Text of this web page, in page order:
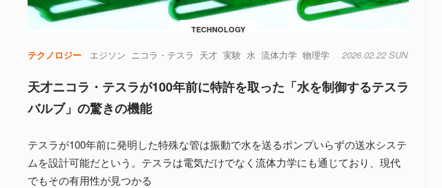
TECHNOLOGY
テクノロジー エジソン ニコラ・テスラ 天才 実験 水 流体力学 物理学 2026.02.22 SUN
天才ニコラ・テスラが100年前に特許を取った「水を制御するテスラ
バルブ」の驚きの機能
テスラが100年前に発明した特殊な管は振動で水を送るポンプいらずの送水システ
ムを設計可能だという。テスラは電気だけでなく流体力学にも通じており、現代
でもその有用性が見つかる